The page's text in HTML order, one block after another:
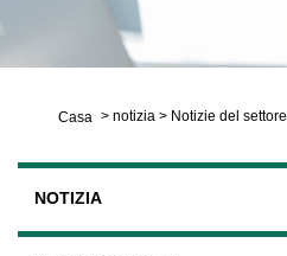
Casa > notizia > Notizie del settore
NOTIZIA